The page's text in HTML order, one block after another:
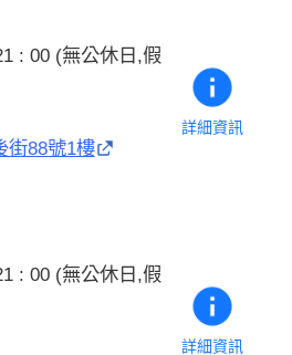
: 00 (無公休日,假
街88號1樓
詳細資訊
: 00 (無公休日,假
詳細資訊